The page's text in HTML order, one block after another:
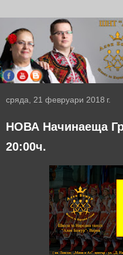
сряда, 21 февруари 2018 г.
НОВА Начинаеща
20:00ч.